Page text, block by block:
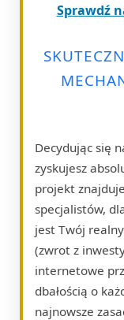
Sprawdź
Decydując się
zyskujesz
projekt
specjalistów,
jest Twój
(zwrot z
internetowe
dbałością o
najnowsze